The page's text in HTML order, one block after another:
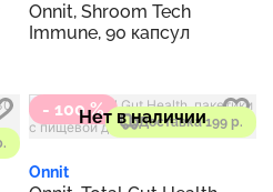
Onnit, Shroom Tech
Immune, 90 капсул
- 100 %
Доставка 199 р.
Нет в наличии
Onnit